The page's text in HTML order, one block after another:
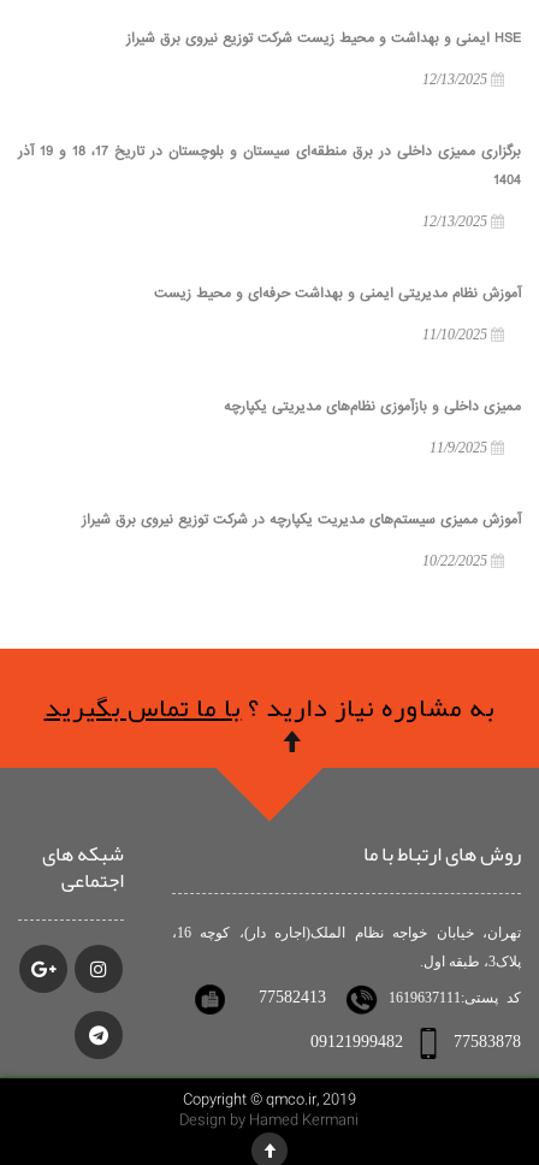
HSE ایمنی و بهداشت و محیط زیست شرکت توزیع نیروی برق شیراز
برگزاری ممیزی داخلی در برق منطقه‌ای سیستان و بلوچستان در تاریخ 17، 18 و 19 آذر
1404
آموزش نظام مدیریتی ایمنی و بهداشت حرفه‌ای و محیط زیست
ممیزی داخلی و بازآموزی نظام‌های مدیریتی یکپارچه
آموزش ممیزی سیستم‌های مدیریت یکپارچه در شرکت توزیع نیروی برق شیراز
به مشاوره نیاز دارید ؟با ما تماس بگیرید
روش های ارتباط با ما
تهران، خیابان خواجه نظام الملک(اجاره دار)، کوچه 16،
پلاک3، طبقه اول.
کد پستی:1619637111 77582413
77583878
09121999482
شبکه های
اجتماعی
Copyright © qmco.ir, 2019
Design by Hamed Kermani